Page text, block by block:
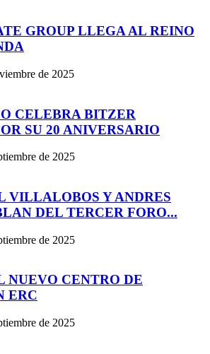
GROUP LLEGA AL REINO
de 2025
CELEBRA BITZER
SU 20 ANIVERSARIO
de 2025
VILLALOBOS Y ANDRES
DEL TERCER FORO...
de 2025
NUEVO CENTRO DE
ERC
de 2025